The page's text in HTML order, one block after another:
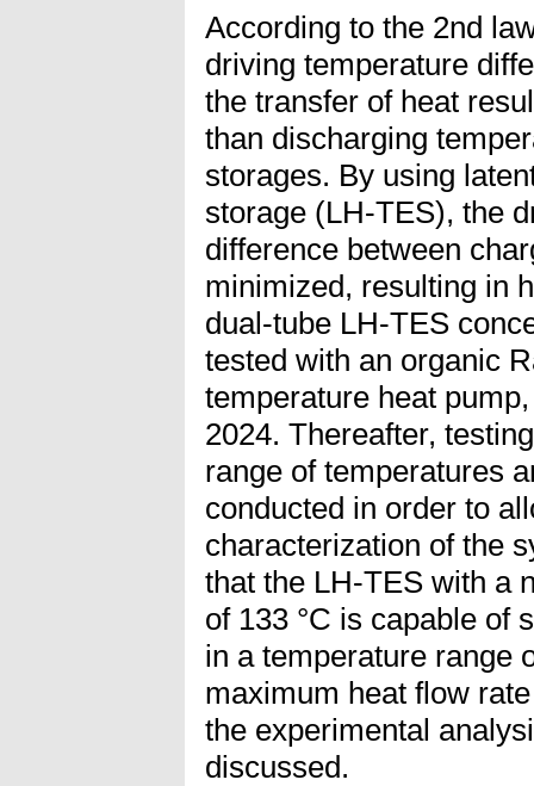
According to the 2nd
driving temperature
the transfer of heat
than discharging
storages. By using
storage (LH-TES), the
difference between
minimized, resulting in
dual-tube LH-TES
tested with an organic
temperature heat
2024. Thereafter,
range of temperatures
conducted in order to
characterization of the
that the LH-TES with a
of 133 °C is capable of
in a temperature range
maximum heat flow
the experimental
discussed.